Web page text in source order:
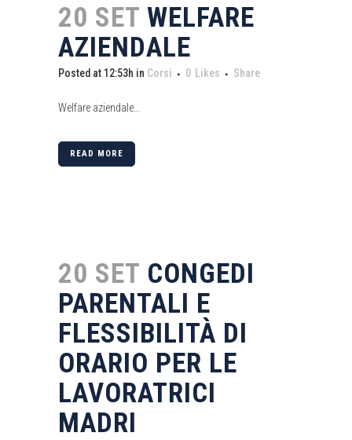
20 SET WELFARE
AZIENDALE
Posted at 12:53h in Corsi 0 Likes Share
Welfare aziendale...
READ MORE
20 SET CONGEDI
PARENTALI E
FLESSIBILITÀ DI
ORARIO PER LE
LAVORATRICI
MADRI